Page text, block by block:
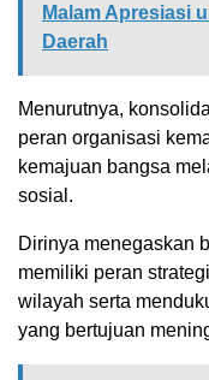
Malam Apresiasi
Daerah
Menurutnya,
peran organisasi
kemajuan bangsa
sosial.
Dirinya menegaskan
memiliki peran
wilayah serta
yang bertujuan